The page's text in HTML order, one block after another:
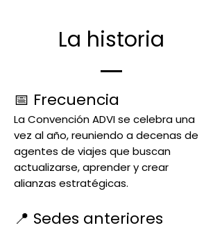
La historia
📅 Frecuencia
La Convención ADVI se celebra una
vez al año, reuniendo a decenas de
agentes de viajes que buscan
actualizarse, aprender y crear
alianzas estratégicas.
📍 Sedes anteriores